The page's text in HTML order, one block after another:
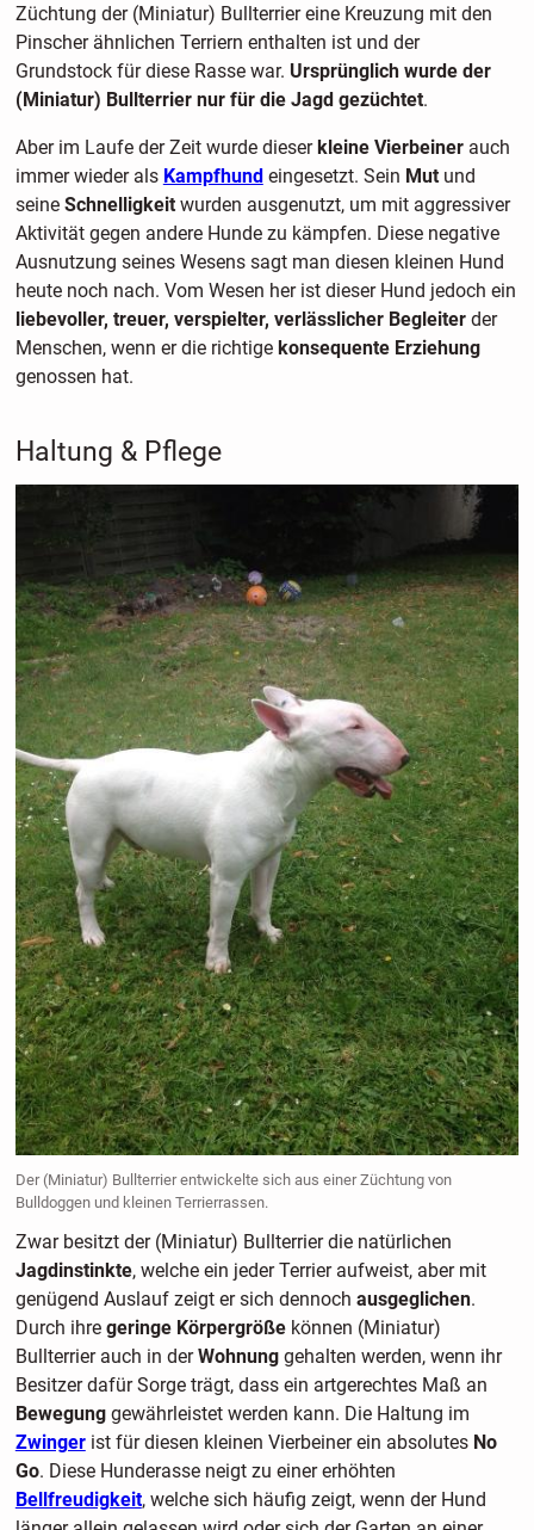
Züchtung der (Miniatur) Bullterrier eine Kreuzung mit den
Pinscher ähnlichen Terriern enthalten ist und der
Grundstock für diese Rasse war. Ursprünglich wurde der
(Miniatur) Bullterrier nur für die Jagd gezüchtet.
Aber im Laufe der Zeit wurde dieserkleine Vierbeinerauch
immer wieder als Kampfhundeingesetzt. Sein Mutund
seine Schnelligkeitwurden ausgenutzt, um mit aggressiver
Aktivität gegen andere Hunde zu kämpfen. Diese negative
Ausnutzung seines Wesens sagt man diesen kleinen Hund
heute noch nach. Vom Wesen her ist dieser Hund jedoch ein
liebevoller, treuer, verspielter, verlässlicher Begleiterder
Menschen, wenn er die richtige konsequente Erziehung
genossen hat.
Haltung & Pflege
Der (Miniatur) Bullterrier entwickelte sich aus einer Züchtung von
Bulldoggen und kleinen Terrierrassen.
Zwar besitzt der (Miniatur) Bullterrier die natürlichen
Jagdinstinkte, welche ein jeder Terrier aufweist, aber mit
genügend Auslauf zeigt er sich dennoch ausgeglichen.
Durch ihre geringe Körpergrößekönnen (Miniatur)
Bullterrier auch in derWohnunggehalten werden, wenn ihr
Besitzer dafür Sorge trägt, dass ein artgerechtes Maß an
Bewegunggewährleistet werden kann. Die Haltung im
Zwingerist für diesen kleinen Vierbeiner ein absolutes No
Go. Diese Hunderasse neigt zu einer erhöhten
Bellfreudigkeit, welche sich häufig zeigt, wenn der Hund